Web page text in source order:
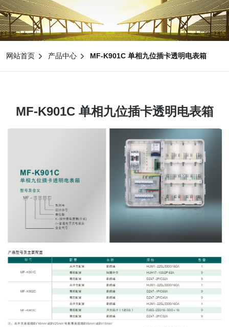
网站首页 产品中心 MF-K901C 单相九位插卡透明电表箱
MF-K901C 单相九位插卡透明电表箱